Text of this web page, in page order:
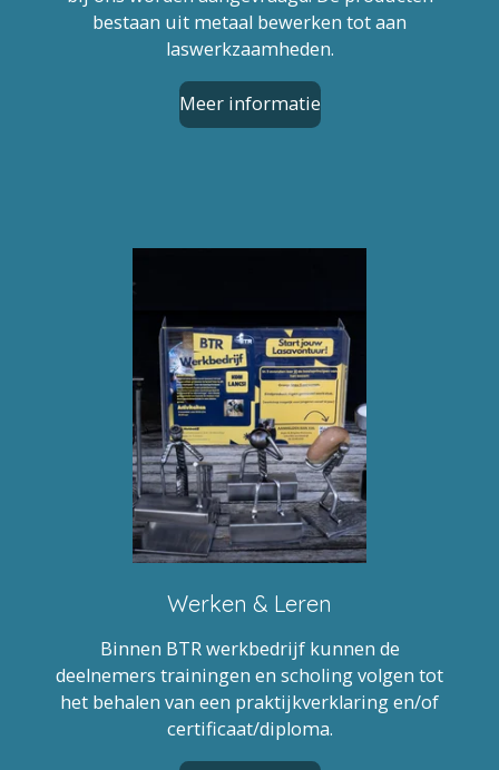
bestaan uit metaal bewerken tot aan
laswerkzaamheden.
Meer informatie
Werken & Leren
Binnen BTR werkbedrijf kunnen de
deelnemers trainingen en scholing volgen tot
het behalen van een praktijkverklaring en/of
certificaat/diploma.